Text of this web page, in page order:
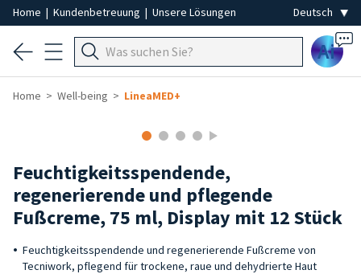
Home | Kundenbetreuung | Unsere Lösungen
Ai
Home Well-being LineaMED+
Feuchtigkeitsspendende,
regenerierende und pflegende
Fußcreme, 75 ml, Display mit 12 Stück
Feuchtigkeitsspendende und regenerierende Fußcreme von
Tecniwork, pflegend für trockene, raue und dehydrierte Haut